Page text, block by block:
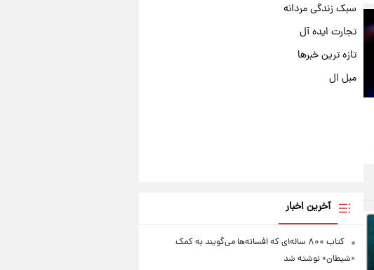
سبک زندگی مردانه
تجارت ایده آل
تازه ترین خبرها
مبل ال
آخرین اخبار
کتاب ۸۰۰ ساله‌ای که افسانه‌ها می‌گویند به کمک
«شیطان» نوشته شد